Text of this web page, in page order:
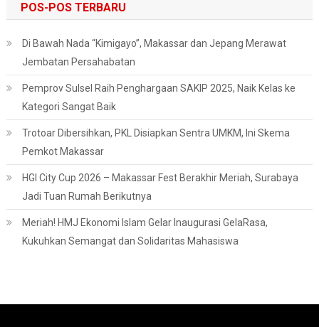
POS-POS TERBARU
Di Bawah Nada “Kimigayo”, Makassar dan Jepang Merawat
Jembatan Persahabatan
Pemprov Sulsel Raih Penghargaan SAKIP 2025, Naik Kelas ke
Kategori Sangat Baik
Trotoar Dibersihkan, PKL Disiapkan Sentra UMKM, Ini Skema
Pemkot Makassar
HGI City Cup 2026 – Makassar Fest Berakhir Meriah, Surabaya
Jadi Tuan Rumah Berikutnya
Meriah! HMJ Ekonomi Islam Gelar Inaugurasi GelaRasa,
Kukuhkan Semangat dan Solidaritas Mahasiswa